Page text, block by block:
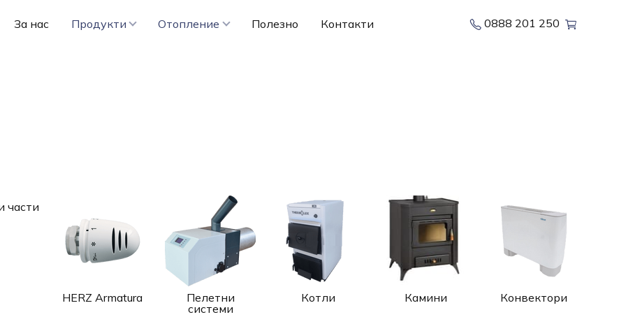
За нас Продукти Отопление Полезно Контакти 0888 201 250
части
HERZ Armatura
Пелетни
системи
Котли Камини Конвектори